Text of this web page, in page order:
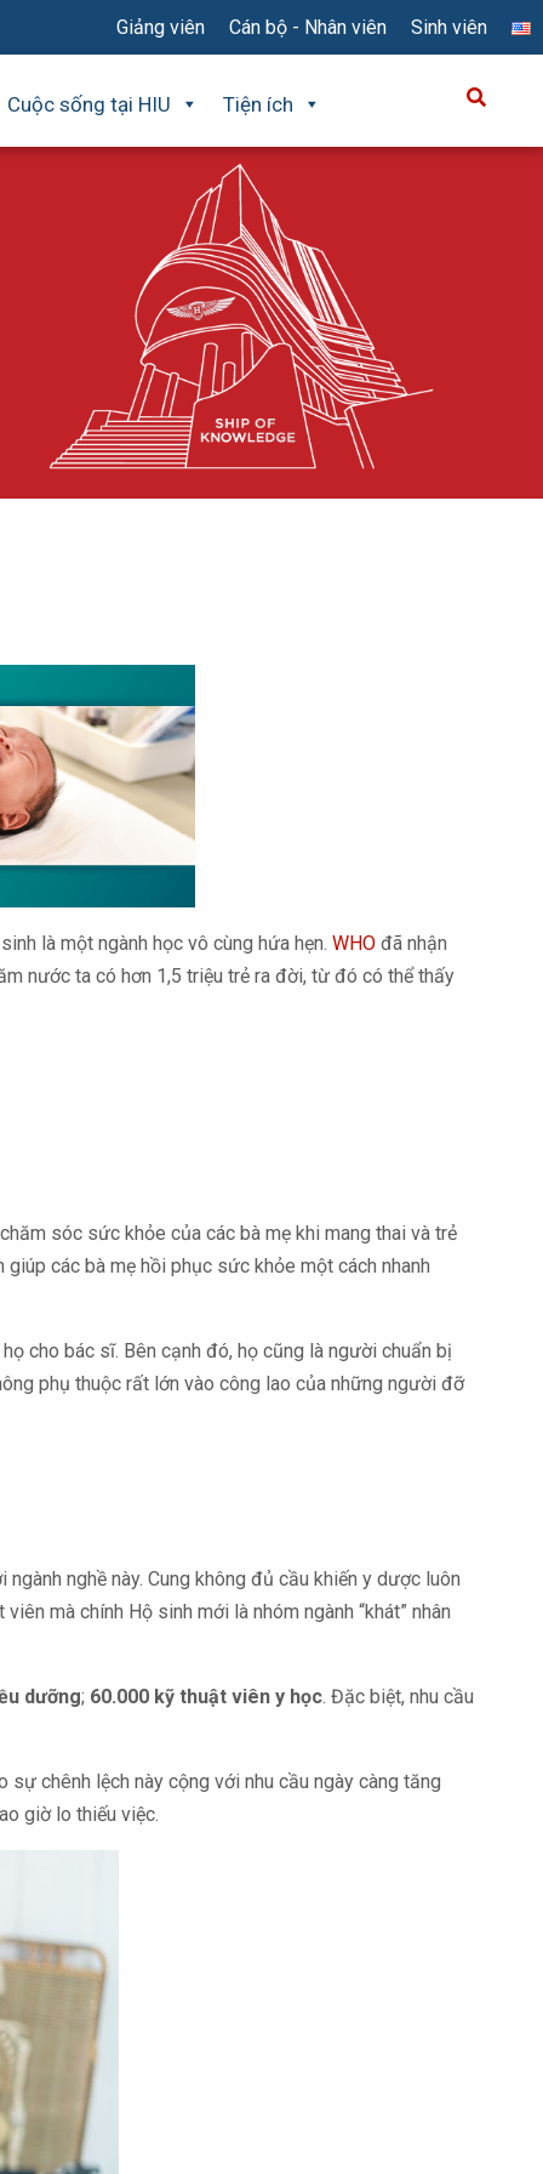
Giảng viên Cán bộ - Nhân viên Sinh viên
Cuộc sống tại HIU Tiện ích
là một ngành học vô cùng hứa hẹn. WHO đã nhận
nước ta có hơn 1,5 triệu trẻ ra đời, từ đó có thể thấy
sóc sức khỏe của các bà mẹ khi mang thai và trẻ
các bà mẹ hồi phục sức khỏe một cách nhanh
cho bác sĩ. Bên cạnh đó, họ cũng là người chuẩn bị
phụ thuộc rất lớn vào công lao của những người đỡ
nghề này. Cung không đủ cầu khiến y dược luôn
mà chính Hộ sinh mới là nhóm ngành “khát” nhân
dưỡng; 60.000 kỹ thuật viên y học. Đặc biệt, nhu cầu
sự chênh lệch này cộng với nhu cầu ngày càng tăng
giờ lo thiếu việc.